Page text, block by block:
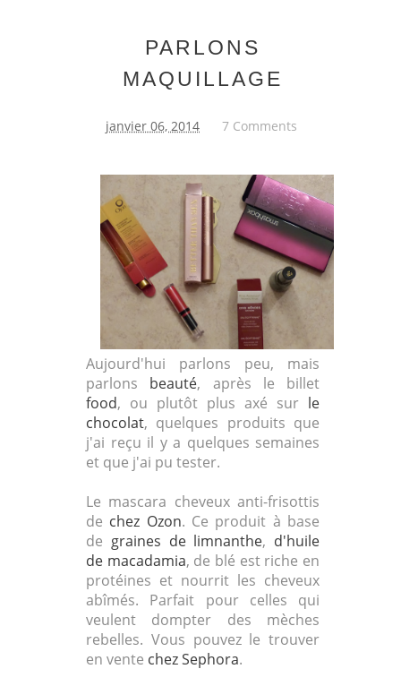
PARLONS
MAQUILLAGE
janvier 06, 2014 7 Comments
Aujourd'hui parlons peu, mais
parlons beauté, après le billet
food, ou plutôt plus axé sur le
chocolat, quelques produits que
j'ai reçu il y a quelques semaines
et que j'ai pu tester.
Le mascara cheveux anti-frisottis
de chez Ozon. Ce produit à base
de graines de limnanthe, d'huile
de macadamia, de blé est riche en
protéines et nourrit les cheveux
abîmés. Parfait pour celles qui
veulent dompter des mèches
rebelles. Vous pouvez le trouver
en vente chez Sephora.